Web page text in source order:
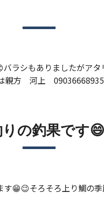
ラシもありましたがア
は親方 河上
の釣果です😄
😁😉そろそろ上り鯛の